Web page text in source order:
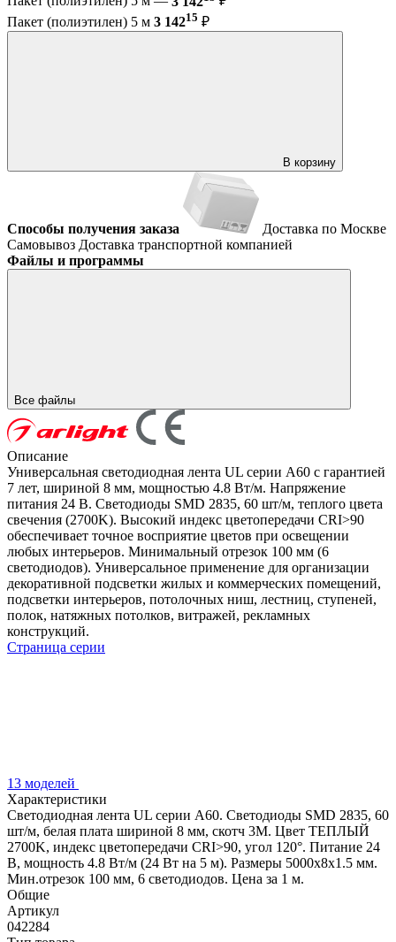
Пакет (полиэтилен) 5 м 3 14215 ₽
В корзину
Способы получения заказа
Доставка по Москве
Самовывоз Доставка транспортной компанией
Файлы и программы
Все файлы
Описание
Универсальная светодиодная лента UL серии A60 с гарантией
7 лет, шириной 8 мм, мощностью 4.8 Вт/м. Напряжение
питания 24 В. Светодиоды SMD 2835, 60 шт/м, теплого цвета
свечения (2700K). Высокий индекс цветопередачи CRI>90
обеспечивает точное восприятие цветов при освещении
любых интерьеров. Минимальный отрезок 100 мм (6
светодиодов). Универсальное применение для организации
декоративной подсветки жилых и коммерческих помещений,
подсветки интерьеров, потолочных ниш, лестниц, ступеней,
полок, натяжных потолков, витражей, рекламных
конструкций.
Страница серии
13 моделей
Характеристики
Светодиодная лента UL серии A60. Светодиоды SMD 2835, 60
шт/м, белая плата шириной 8 мм, скотч 3M. Цвет ТЕПЛЫЙ
2700K, индекс цветопередачи CRI>90, угол 120°. Питание 24
В, мощность 4.8 Вт/м (24 Вт на 5 м). Размеры 5000x8x1.5 мм.
Мин.отрезок 100 мм, 6 светодиодов. Цена за 1 м.
Общие
Артикул
042284